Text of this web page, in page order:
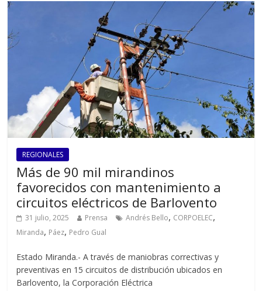
REGIONALES
Más de 90 mil mirandinos
favorecidos con mantenimiento a
circuitos eléctricos de Barlovento
31 julio, 2025 Prensa Andrés Bello, CORPOELEC,
Miranda, Páez, Pedro Gual
Estado Miranda.- A través de maniobras correctivas y
preventivas en 15 circuitos de distribución ubicados en
Barlovento, la Corporación Eléctrica